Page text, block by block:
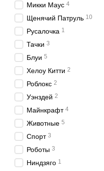
Микки Маус 4
Щенячий Патруль 10
Русалочка 1
Тачки 3
Блуи 5
Хелоу Китти 2
Роблокс 2
Уэнздей 2
Майнкрафт 4
Животные 5
Спорт 3
Роботы 3
Ниндзяго 1